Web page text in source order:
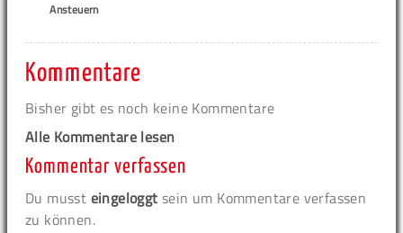
Ansteuern
Kommentare
Bisher gibt es noch keine Kommentare
Alle Kommentare lesen
Kommentar verfassen
Du musst eingeloggt sein um Kommentare verfassen
zu können.